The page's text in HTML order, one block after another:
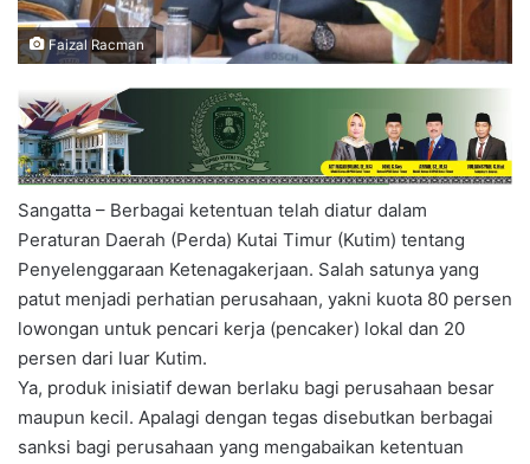
Faizal Racman
Sangatta – Berbagai ketentuan telah diatur dalam
Peraturan Daerah (Perda) Kutai Timur (Kutim) tentang
Penyelenggaraan Ketenagakerjaan. Salah satunya yang
patut menjadi perhatian perusahaan, yakni kuota 80 persen
lowongan untuk pencari kerja (pencaker) lokal dan 20
persen dari luar Kutim.
Ya, produk inisiatif dewan berlaku bagi perusahaan besar
maupun kecil. Apalagi dengan tegas disebutkan berbagai
sanksi bagi perusahaan yang mengabaikan ketentuan